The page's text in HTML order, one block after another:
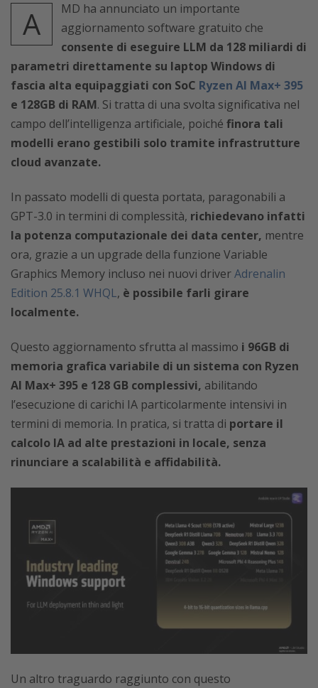
A
MD ha annunciato un importante
aggiornamento software gratuito che
consente di eseguire LLM da 128 miliardi di
parametri direttamente su laptop Windows di
fascia alta equipaggiati con SoC Ryzen AI Max+ 395
e 128GB di RAM. Si tratta di una svolta significativa nel
campo dell’intelligenza artificiale, poiché finora tali
modelli erano gestibili solo tramite infrastrutture
cloud avanzate.
In passato modelli di questa portata, paragonabili a
GPT-3.0 in termini di complessità, richiedevano infatti
la potenza computazionale dei data center, mentre
ora, grazie a un upgrade della funzione Variable
Graphics Memory incluso nei nuovi driverAdrenalin
Edition 25.8.1 WHQL, è possibile farli girare
localmente.
Questo aggiornamento sfrutta al massimo i 96GB di
memoria grafica variabile di un sistema con Ryzen
AI Max+ 395 e 128 GB complessivi, abilitando
l’esecuzione di carichi IA particolarmente intensivi in
termini di memoria. In pratica, si tratta di portare il
calcolo IA ad alte prestazioni in locale, senza
rinunciare a scalabilità e affidabilità.
Un altro traguardo raggiunto con questo